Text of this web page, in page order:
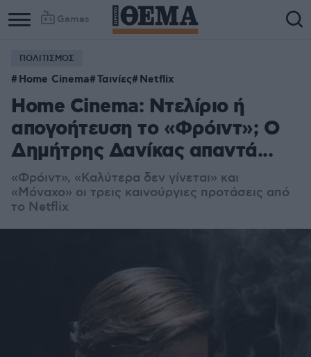
Games
ΠΟΛΙΤΙΣΜΟΣ
Home Cinema Ταινίες Netflix
Home Cinema: Ντελίριο ή
απογοήτευση το «Φρόιντ»; Ο
Δημήτρης Δανίκας απαντά...
«Φρόιντ», «Καλύτερα δεν γίνεται» και
«Μόναχο» οι τρεις καινούργιες προτάσεις από
το Netflix